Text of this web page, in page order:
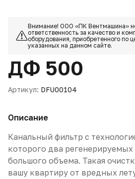
Внимание! ООО «ПК Вентмашина»
ответственность за качество и
оборудования, приобретенного по
указанных на данном сайте.
ДФ 500
Артикул: DFU00104
Описание
Канальный фильтр с
которого два
большого объема. Такая
вашу квартиру от вредных